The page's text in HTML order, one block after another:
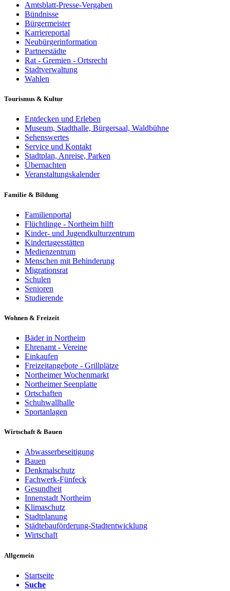
Amtsblatt-Presse-Vergaben
Bündnisse
Bürgermeister
Karriereportal
Neubürgerinformation
Partnerstädte
Rat - Gremien - Ortsrecht
Stadtverwaltung
Wahlen
Tourismus & Kultur
Entdecken und Erleben
Museum, Stadthalle, Bürgersaal, Waldbühne
Sehenswertes
Service und Kontakt
Stadtplan, Anreise, Parken
Übernachten
Veranstaltungskalender
Familie & Bildung
Familienportal
Flüchtlinge - Northeim hilft
Kinder- und Jugendkulturzentrum
Kindertagesstätten
Medienzentrum
Menschen mit Behinderung
Migrationsrat
Schulen
Senioren
Studierende
Wohnen & Freizeit
Bäder in Northeim
Ehrenamt - Vereine
Einkaufen
Freizeitangebote - Grillplätze
Northeimer Wochenmarkt
Northeimer Seenplatte
Ortschaften
Schuhwallhalle
Sportanlagen
Wirtschaft & Bauen
Abwasserbeseitigung
Bauen
Denkmalschutz
Fachwerk-Fünfeck
Gesundheit
Innenstadt Northeim
Klimaschutz
Stadtplanung
Städtebauförderung-Stadtentwicklung
Wirtschaft
Allgemein
Startseite
Suche